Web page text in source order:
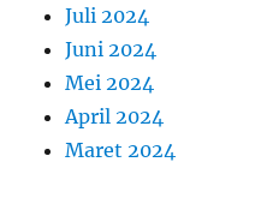
Juli 2024
Juni 2024
Mei 2024
April 2024
Maret 2024